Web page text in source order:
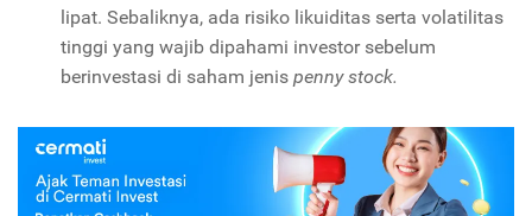
lipat. Sebaliknya, ada risiko likuiditas serta volatilitas
tinggi yang wajib dipahami investor sebelum
berinvestasi di saham jenis penny stock.